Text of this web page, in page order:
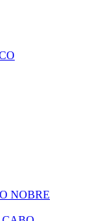
NOBRE